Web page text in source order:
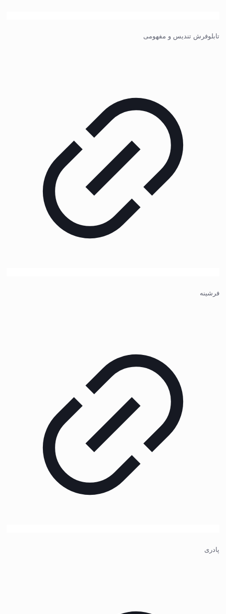
تابلوفرش تندیس و مفهومی
فرشینه
پادری